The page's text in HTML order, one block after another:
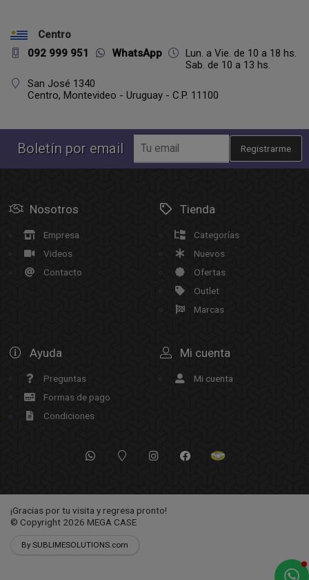
Centro
092 999 951
WhatsApp
Lun. a Vie. de 10 a 18 hs.
Sab. de 10 a 13 hs.
San José 1340
Centro, Montevideo - Uruguay - C.P. 11100
Boletín por email Registrarme
Nosotros
Empresa
Videos
Contacto
Tienda
Categorías
Nuevos
Ofertas
Outlet
Marcas
Ayuda
Preguntas
Formas de pago
Condiciones
Mi cuenta
Mi cuenta
¡Gracias por tu visita y regresa pronto!
© Copyright 2026 MEGA CASE
By SUBLIMESOLUTIONS.com